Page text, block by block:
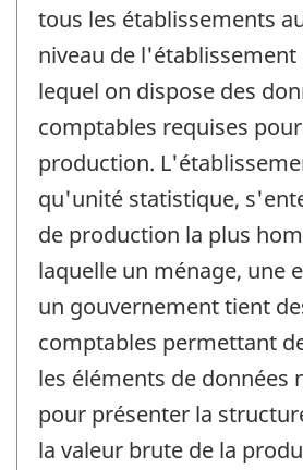
tous les établissements
niveau de
lequel on dispose des
comptables requises
production.
qu'unité statistique,
de production la plus
laquelle un ménage, une
un gouvernement tient
comptables permettant
les éléments de données
pour présenter la
la valeur brute de la